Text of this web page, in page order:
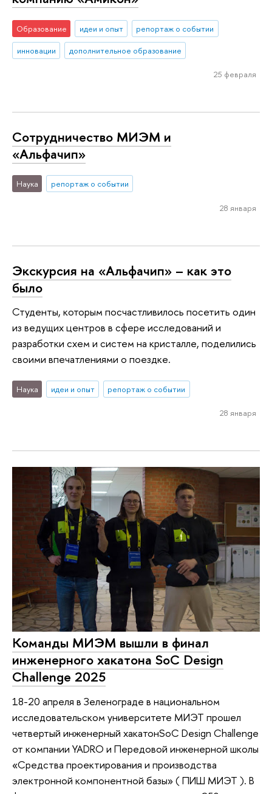
Образование идеи и опыт
репортаж о событии
инновации
дополнительное образование
25 февраля
Сотрудничество МИЭМ и
«Альфачип»
Наука репортаж о событии
28 января
Экскурсия на «Альфачип» – как это
было
Студенты, которым посчастливилось посетить один
из ведущих центров в сфере исследований и
разработки схем и систем на кристалле, поделились
своими впечатлениями о поездке.
Наука идеи и опыт репортаж о событии
28 января
Команды МИЭМ вышли в финал
инженерного хакатона SoC Design
Challenge 2025
18-20 апреля в Зеленограде в национальном
исследовательском университете МИЭТ прошел
четвертый инженерный хакатонSoC Design Challenge
от компании YADRO и Передовой инженерной школы
«Средства проектирования и производства
электронной компонентной базы» ( ПИШ МИЭТ ). В